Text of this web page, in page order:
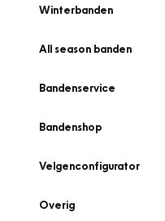
Winterbanden
All season banden
Bandenservice
Bandenshop
Velgenconfigurator
Overig